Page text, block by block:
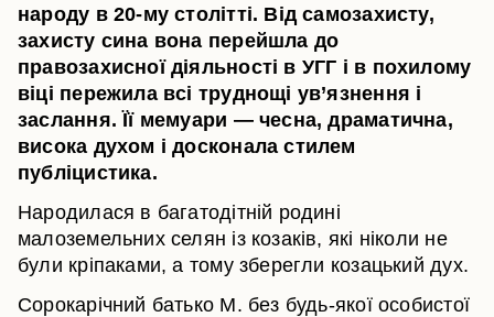
народу в 20-му столітті. Від самозахисту,
захисту сина вона перейшла до
правозахисної діяльності в УГГ і в похилому
віці пережила всі труднощі ув’язнення і
заслання. Її мемуари — чесна, драматична,
висока духом і досконала стилем
публіцистика.
Народилася в багатодітній родині
малоземельних селян із козаків, які ніколи не
були кріпаками, а тому зберегли козацький дух.
Сорокарічний батько М. без будь-якої особистої